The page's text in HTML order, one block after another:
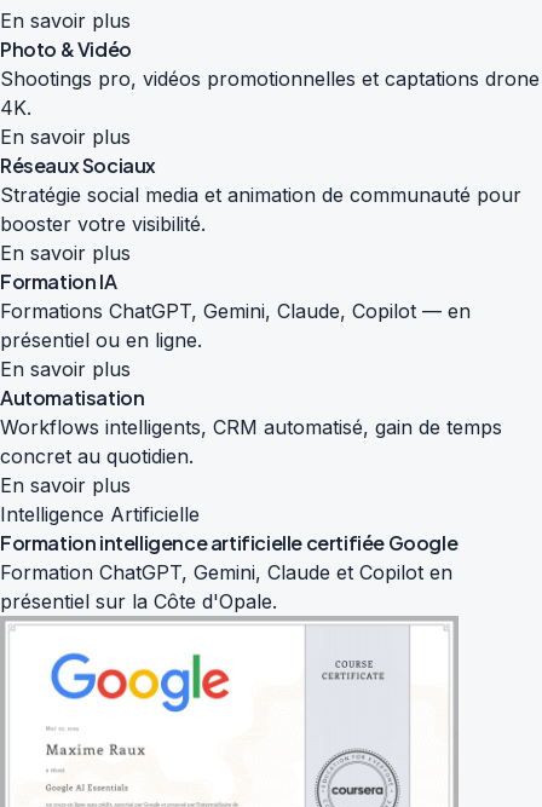
En savoir plus
Photo & Vidéo
Shootings pro, vidéos promotionnelles et captations drone
4K.
En savoir plus
Réseaux Sociaux
Stratégie social media et animation de communauté pour
booster votre visibilité.
En savoir plus
Formation IA
Formations ChatGPT, Gemini, Claude, Copilot — en
présentiel ou en ligne.
En savoir plus
Automatisation
Workflows intelligents, CRM automatisé, gain de temps
concret au quotidien.
En savoir plus
Intelligence Artificielle
Formation intelligence artificiellecertifiée Google
Formation ChatGPT, Gemini, Claude et Copilot en
présentiel sur la Côte d'Opale.